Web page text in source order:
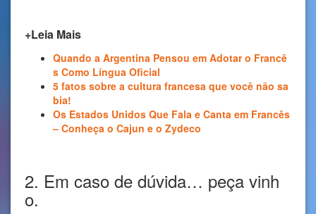
+Leia Mais
Quando a Argentina Pensou em Adotar o Francê
s Como Língua Oficial
5 fatos sobre a cultura francesa que você não sa
bia!
Os Estados Unidos Que Fala e Canta em Francês
– Conheça o Cajun e o Zydeco
2. Em caso de dúvida… peça vinh
o.